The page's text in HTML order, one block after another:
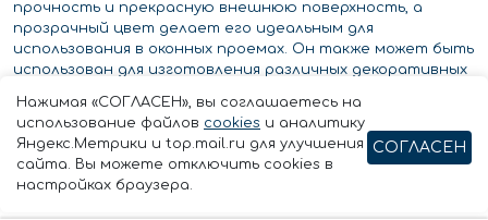
прочность и прекрасную внешнюю поверхность, а
прозрачный цвет делает его идеальным для
использования в оконных проемах. Он также может быть
использован для изготовления различных декоративных
лестниц, панелей и т.д. Он имеет высокую
устойчивость к погодным условиям и влаге, поэтому при
правильной установке и поддержании он может долгое
время сохранять свои качества и потрясающий вид.
Нажимая «СОГЛАСЕН», вы соглашаетесь на
использование файлов cookies и аналитику
Яндекс.Метрики и top.mail.ru для улучшения
сайта. Вы можете отключить cookies в
настройках браузера.
СОГЛАСЕН